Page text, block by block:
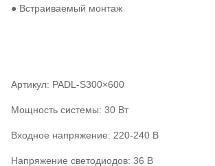
● Встраиваемый монтаж
Артикул: PADL-S300×600
Мощность системы: 30 Вт
Входное напряжение: 220-240 В
Напряжение светодиодов: 36 В